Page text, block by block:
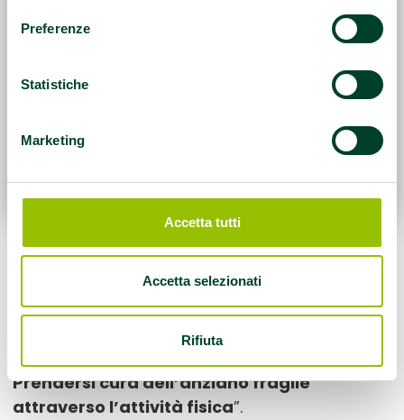
Preferenze
Statistiche
Marketing
Accetta tutti
Accetta selezionati
Rifiuta
Nell’ambito della Wellness Week e della
European Week of Sport, giovedì
settembre, dalle15 alle 18, la Sala Estense
della Rocca di Lugo ospita l’incontro “
ai giorni: il movimento che protegge –
Prendersi cura dell’anziano fragile
attraverso l’attività fisica”.